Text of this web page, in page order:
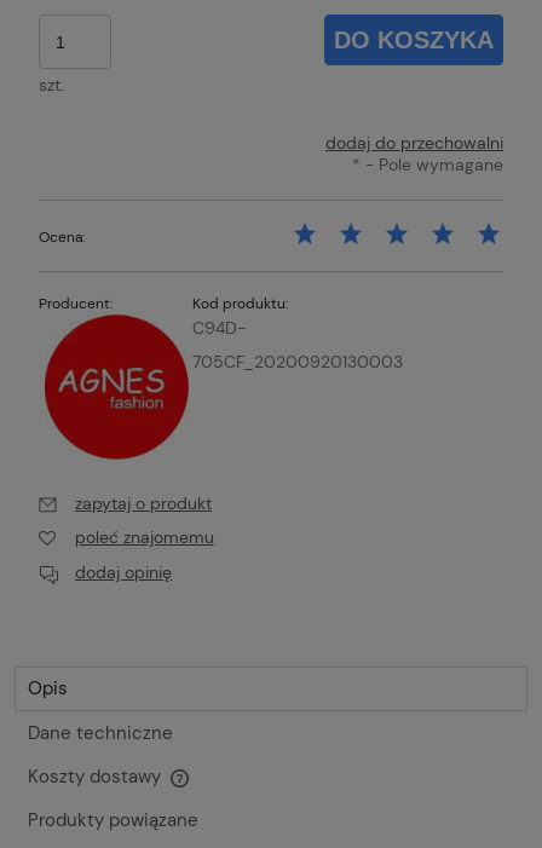
szt.
DO KOSZYKA
dodaj do przechowalni
* - Pole wymagane
Ocena:
Producent: Kod produktu:
C94D-
705CF_20200920130003
zapytaj o produkt
poleć znajomemu
dodaj opinię
Opis
Dane techniczne
Koszty dostawy
Cena nie zawiera ewentualnych kosztów płatności
Produkty powiązane